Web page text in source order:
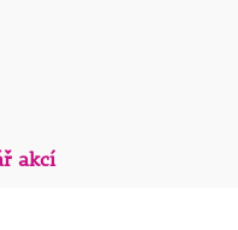
akcí